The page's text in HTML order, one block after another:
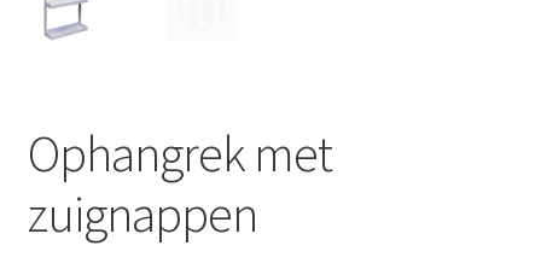
Sport
Ophangrek met
zuignappen